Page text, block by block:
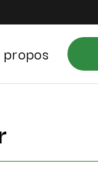
propos